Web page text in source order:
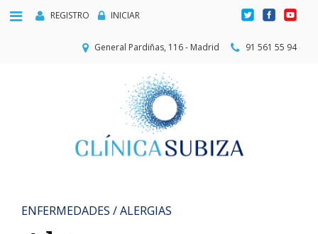
REGISTRO INICIAR
General Pardiñas, 116 - Madrid 91 561 55 94
ENFERMEDADES / ALERGIAS